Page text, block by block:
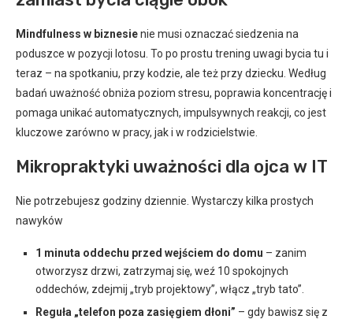
Mindfulness w biznesienie musi oznaczać siedzenia na
poduszce w pozycji lotosu. To po prostu trening uwagi bycia tu i
teraz – na spotkaniu, przy kodzie, ale też przy dziecku. Według
badań uważność obniża poziom stresu, poprawia koncentrację i
pomaga unikać automatycznych, impulsywnych reakcji, co jest
kluczowe zarówno w pracy, jak i w rodzicielstwie.
Mikropraktyki uważności dla ojca w IT
Nie potrzebujesz godziny dziennie. Wystarczy kilka prostych
nawyków
1 minuta oddechu przed wejściem do domu – zanim
otworzysz drzwi, zatrzymaj się, weź 10 spokojnych
oddechów, zdejmij „tryb projektowy”, włącz „tryb tato”.
Reguła „telefon poza zasięgiem dłoni” – gdy bawisz się z